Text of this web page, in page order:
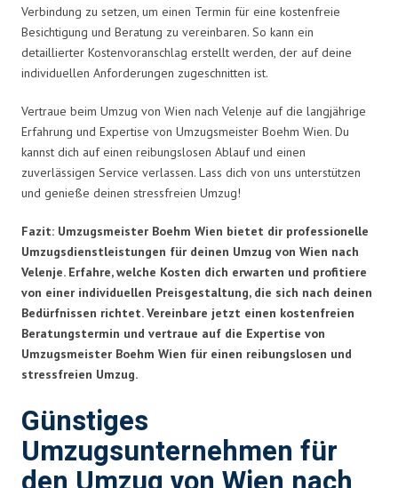
Verbindung zu setzen, um einen Termin für eine kostenfreie
Besichtigung und Beratung zu vereinbaren. So kann ein
detaillierter Kostenvoranschlag erstellt werden, der auf deine
individuellen Anforderungen zugeschnitten ist.
Vertraue beim Umzug von Wien nach Velenje auf die langjährige
Erfahrung und Expertise von Umzugsmeister Boehm Wien. Du
kannst dich auf einen reibungslosen Ablauf und einen
zuverlässigen Service verlassen. Lass dich von uns unterstützen
und genieße deinen stressfreien Umzug!
Fazit: Umzugsmeister Boehm Wien bietet dir professionelle
Umzugsdienstleistungen für deinen Umzug von Wien nach
Velenje. Erfahre, welche Kosten dich erwarten und profitiere
von einer individuellen Preisgestaltung, die sich nach deinen
Bedürfnissen richtet. Vereinbare jetzt einen kostenfreien
Beratungstermin und vertraue auf die Expertise von
Umzugsmeister Boehm Wien für einen reibungslosen und
stressfreien Umzug.
Günstiges
Umzugsunternehmen für